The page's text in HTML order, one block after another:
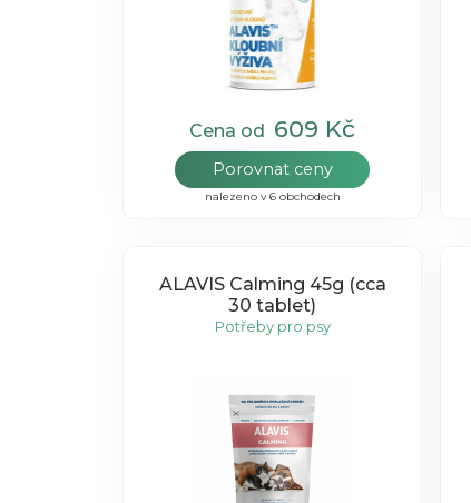
Cena od 609 Kč
Porovnat ceny
nalezeno v 6 obchodech
ALAVIS Calming 45g (cca
30 tablet)
Potřeby pro psy